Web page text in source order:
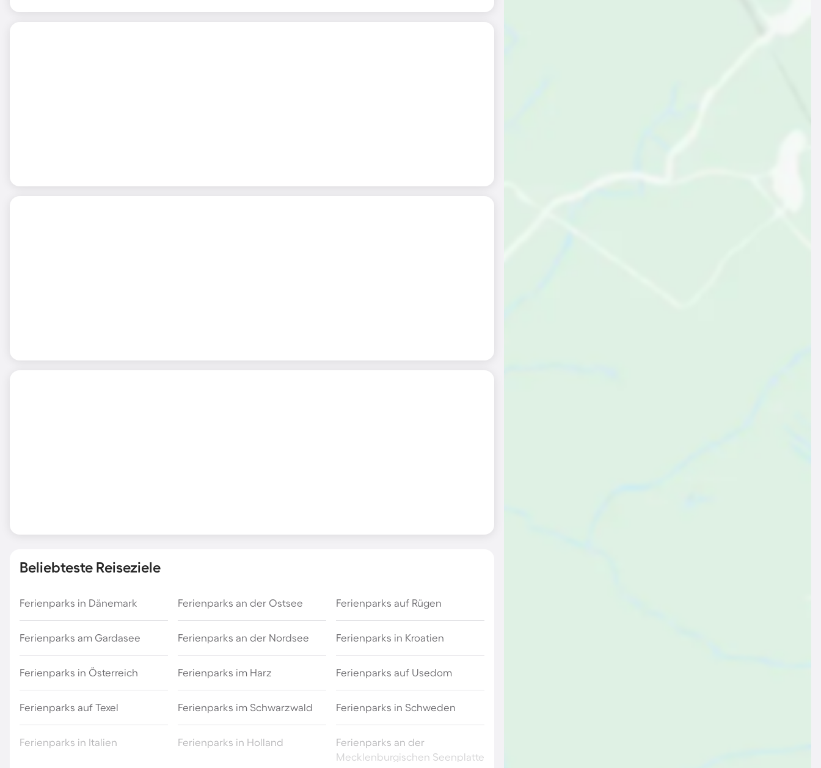
Beliebteste Reiseziele
Ferienparks in Dänemark Ferienparks an der Ostsee Ferienparks auf Rügen
Ferienparks am Gardasee Ferienparks an der Nordsee Ferienparks in Kroatien
Ferienparks in Österreich Ferienparks im Harz Ferienparks auf Usedom
Ferienparks auf Texel Ferienparks im Schwarzwald Ferienparks in Schweden
Ferienparks in Italien Ferienparks in Holland
Ferienparks an der
Mecklenburgischen Seenplatte